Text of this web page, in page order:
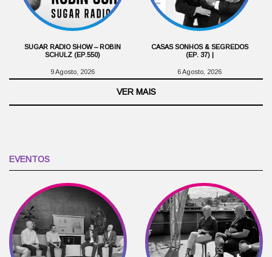
SUGAR RADIO SHOW – ROBIN
SCHULZ (EP.550)
9 Agosto, 2026
CASAS SONHOS & SEGREDOS
(EP. 37) |
6 Agosto, 2026
VER MAIS
EVENTOS